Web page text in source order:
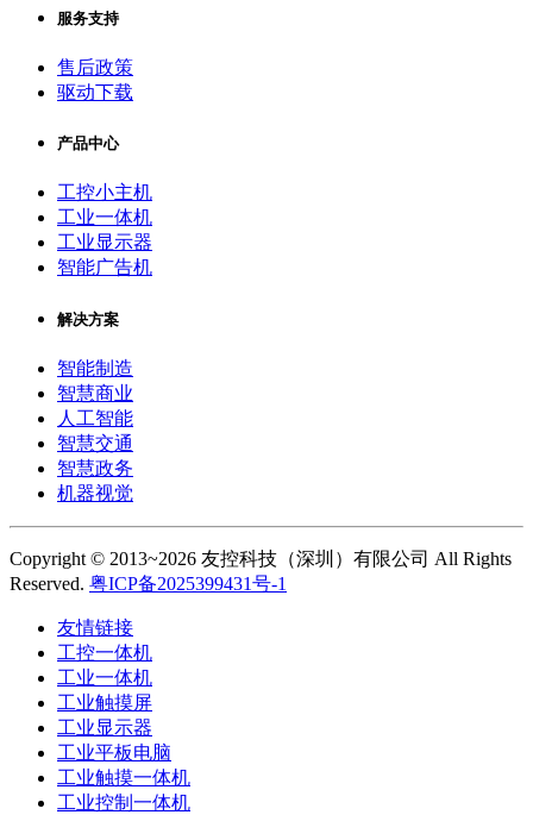
服务支持
售后政策
驱动下载
产品中心
工控小主机
工业一体机
工业显示器
智能广告机
解决方案
智能制造
智慧商业
人工智能
智慧交通
智慧政务
机器视觉
Copyright © 2013~2026 友控科技（深圳）有限公司 All Rights
Reserved. 粤ICP备2025399431号-1
友情链接
工控一体机
工业一体机
工业触摸屏
工业显示器
工业平板电脑
工业触摸一体机
工业控制一体机